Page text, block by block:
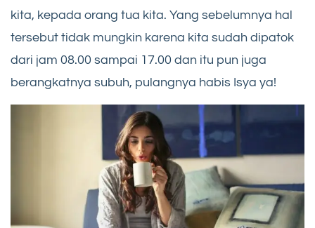
kita, kepada orang tua kita. Yang sebelumnya hal
tersebut tidak mungkin karena kita sudah dipatok
dari jam 08.00 sampai 17.00 dan itu pun juga
berangkatnya subuh, pulangnya habis Isya ya!